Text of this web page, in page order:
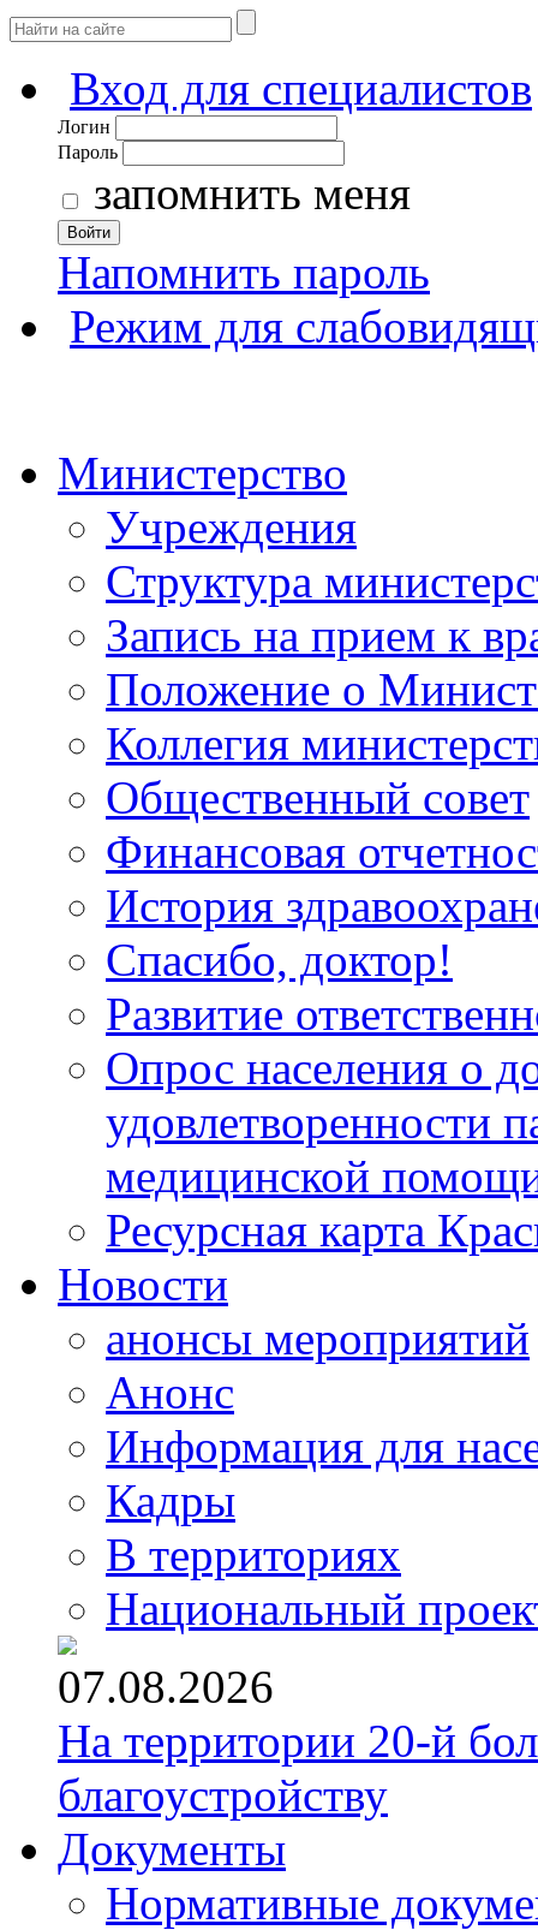
Вход для специалистов
Логин
Пароль
запомнить меня
Войти
Напомнить пароль
Режим для
Министерство
Учреждения
Структура
Запись на прием к
Положение о
Коллегия
Общественный совет
Финансовая
История
Спасибо, доктор!
Развитие
Опрос населения о
удовлетворенности
медицинской
Ресурсная карта
Новости
анонсы мероприятий
Анонс
Информация для
Кадры
В территориях
Национальный
07.08.2026
На территории 20-й
благоустройству
Документы
Нормативные